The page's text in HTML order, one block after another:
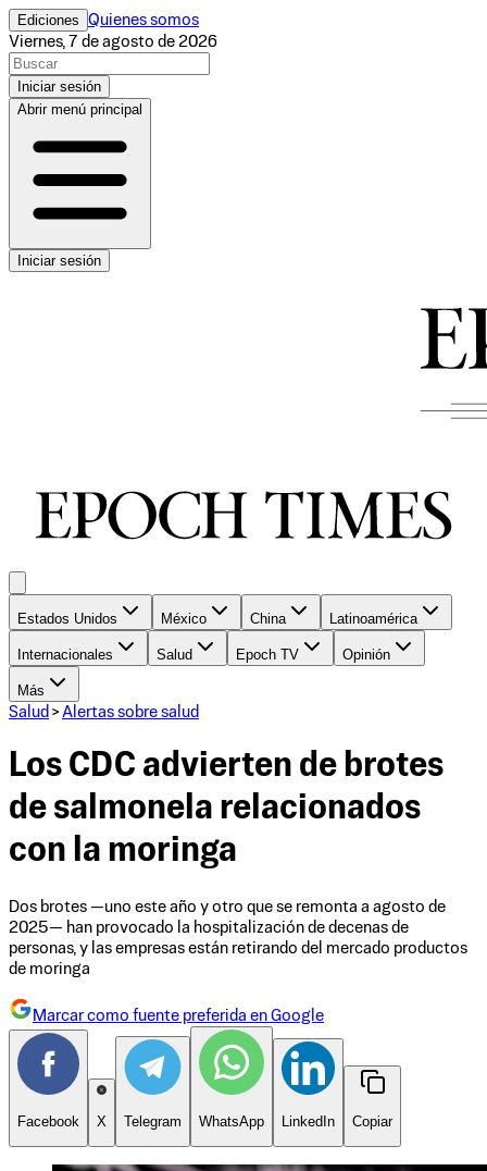
Ediciones Quienes somos
Viernes, 7 de agosto de 2026
Iniciar sesión
Abrir menú principal
Iniciar sesión
Estados Unidos México China Latinoamérica
Internacionales Salud Epoch TV Opinión
Más
Salud > Alertas sobre salud
Los CDC advierten de brotes
de salmonela relacionados
con la moringa
Dos brotes —uno este año y otro que se remonta a agosto de
2025— han provocado la hospitalización de decenas de
personas, y las empresas están retirando del mercado productos
de moringa
Marcar como fuente preferida en Google
Facebook X Telegram WhatsApp LinkedIn Copiar